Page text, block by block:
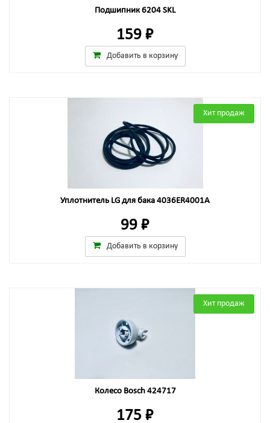
Подшипник 6204 SKL
159 ₽
Добавить в корзину
Хит продаж
Уплотнитель LG для бака 4036ER4001A
99 ₽
Добавить в корзину
Хит продаж
Колесо Bosch 424717
175 ₽